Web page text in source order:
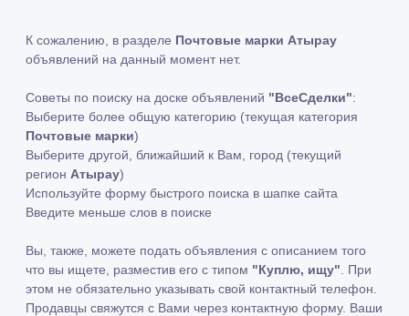
К сожалению, в разделе Почтовые марки Атырау
объявлений на данный момент нет.
Советы по поиску на доске объявлений "ВсеСделки":
Выберите более общую категорию (текущая категория
Почтовые марки)
Выберите другой, ближайший к Вам, город (текущий
регион Атырау)
Используйте форму быстрого поиска в шапке сайта
Введите меньше слов в поиске
Вы, также, можете подать объявления с описанием того
что вы ищете, разместив его с типом "Куплю, ищу" . При
этом не обязательно указывать свой контактный телефон.
Продавцы свяжутся с Вами через контактную форму. Ваши